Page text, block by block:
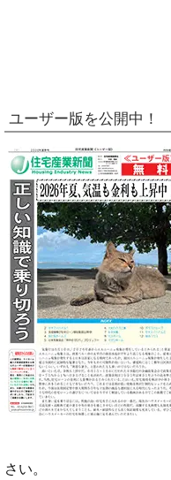
ユーザー版を公開中！
さい。